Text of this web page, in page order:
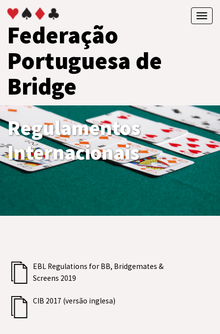
Federação
Portuguesa de
Bridge
Regulamentos
Internacionais
EBL Regulations for BB, Bridgemates &
Screens 2019
CIB 2017 (versão inglesa)